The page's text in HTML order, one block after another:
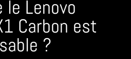
Lenovo
Carbon est
?